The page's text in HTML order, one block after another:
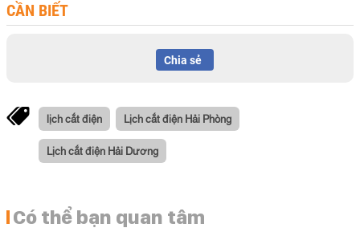
CẦN BIẾT
Chia sẻ
lịch cắt điện Lịch cắt điện Hải Phòng
Lịch cắt điện Hải Dương
Có thể bạn quan tâm